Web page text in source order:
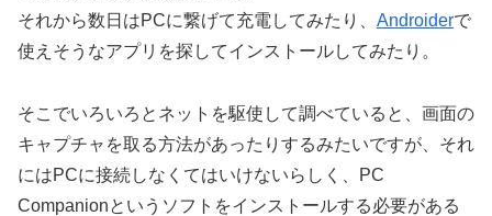
それから数日はPCに繋げて充電してみたり、 Androiderで
使えそうなアプリを探してインストールしてみたり。
そこでいろいろとネットを駆使して調べていると、画面の
キャプチャを取る方法があったりするみたいですが、それ
にはPCに接続しなくてはいけないらしく、PC
Companionというソフトをインストールする必要がある